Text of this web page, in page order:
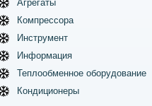
Агрегаты
Компрессора
Инструмент
Информация
Теплообменное оборудование
Кондиционеры